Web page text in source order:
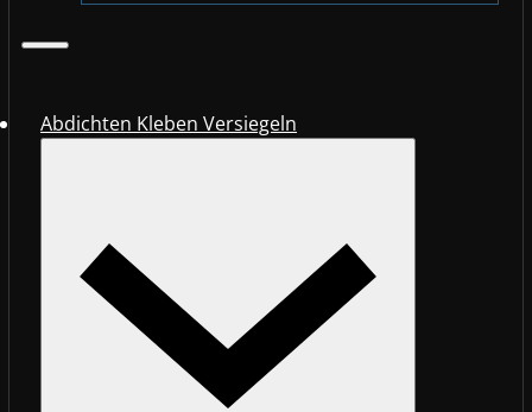
Abdichten Kleben Versiegeln